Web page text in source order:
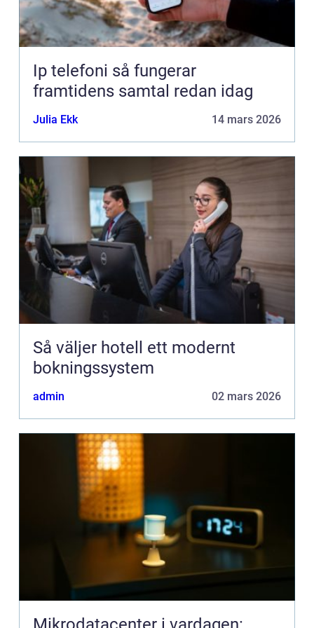
Ip telefoni så fungerar
framtidens samtal redan idag
Julia Ekk 14 mars 2026
Så väljer hotell ett modernt
bokningssystem
admin 02 mars 2026